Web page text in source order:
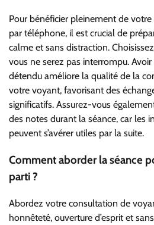
Pour bénéficier pleinement de
par téléphone, il est crucial de
calme et sans distraction.
vous ne serez pas interrompu.
détendu améliore la qualité de la
votre voyant, favorisant des
significatifs. Assurez-vous
des notes durant la séance, car les
peuvent s’avérer utiles par la suite.
Comment aborder la séance
parti ?
Abordez votre consultation de
honnêteté, ouverture d’esprit et